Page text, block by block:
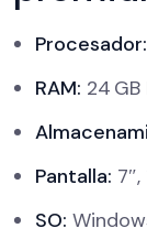
Procesador:
RAM: 24 GB
Pantalla:
SO: